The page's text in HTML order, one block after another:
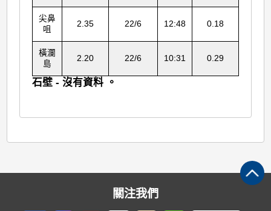
尖鼻
咀
2.35 22/6 12:48 0.18
橫瀾
島
2.20 22/6 10:31 0.29
石壁 - 沒有資料 。
關注我們